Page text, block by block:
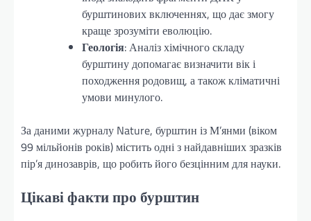
бурштинових включеннях, що дає змогу
краще зрозуміти еволюцію.
Геологія: Аналіз хімічного складу
бурштину допомагає визначити вік і
походження родовищ, а також кліматичні
умови минулого.
За даними журналу Nature, бурштин із М’янми (віком
99 мільйонів років) містить одні з найдавніших зразків
пір’я динозаврів, що робить його безцінним для науки.
Цікаві факти про бурштин